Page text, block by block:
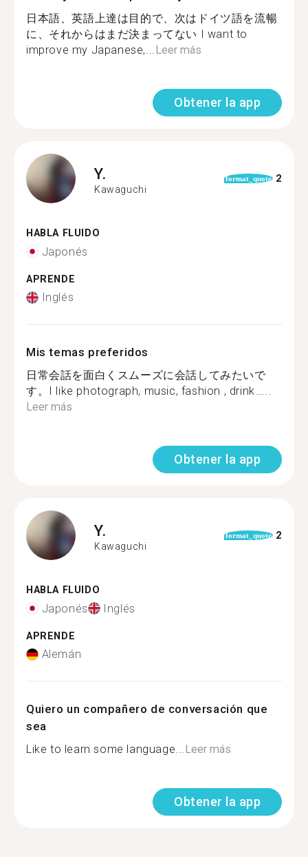
日本語、英語上達は目的で、次はドイツ語を流暢
に、それからはまだ決まってない I want to
improve my Japanese,...Leer más
Obtener la app
Y.
Kawaguchi
format_quote 2
HABLA FLUIDO
Japonés
APRENDE
Inglés
Mis temas preferidos
日常会話を面白くスムーズに会話してみたいで
す。I like photograph, music, fashion , drink…...
Leer más
Obtener la app
Y.
Kawaguchi
format_quote 2
HABLA FLUIDO
Japonés Inglés
APRENDE
Alemán
Quiero un compañero de conversación que
sea
Like to learn some language...Leer más
Obtener la app